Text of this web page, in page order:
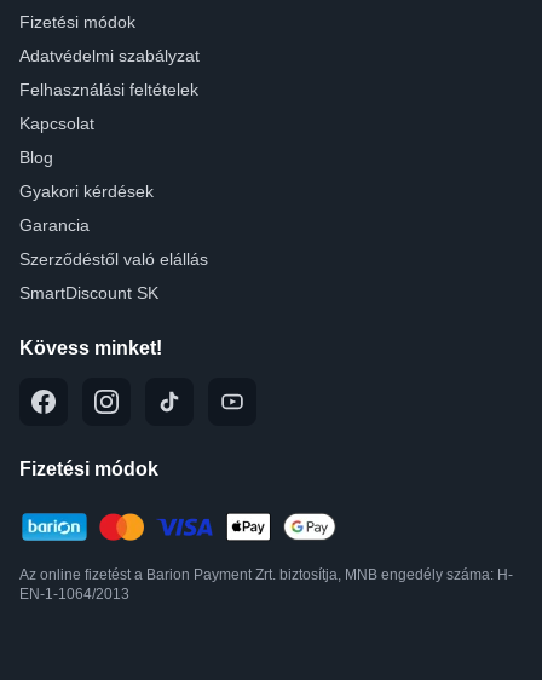
Fizetési módok
Adatvédelmi szabályzat
Felhasználási feltételek
Kapcsolat
Blog
Gyakori kérdések
Garancia
Szerződéstől való elállás
SmartDiscount SK
Kövess minket!
Fizetési módok
Az online fizetést a Barion Payment Zrt. biztosítja, MNB engedély száma: H-
EN-1-1064/2013